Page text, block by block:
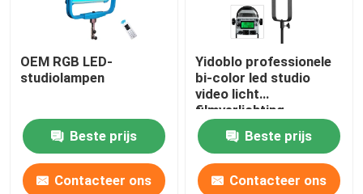
OEM RGB LED-
studiolampen
Beste prijs
Contacteer ons
Yidoblo professionele
bi-color led studio
video licht
filmverlichting
apparatuur fotovlam
met 300WBeste prijs
Contacteer ons